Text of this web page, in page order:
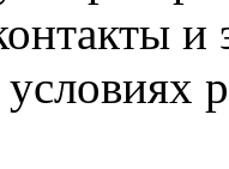
и